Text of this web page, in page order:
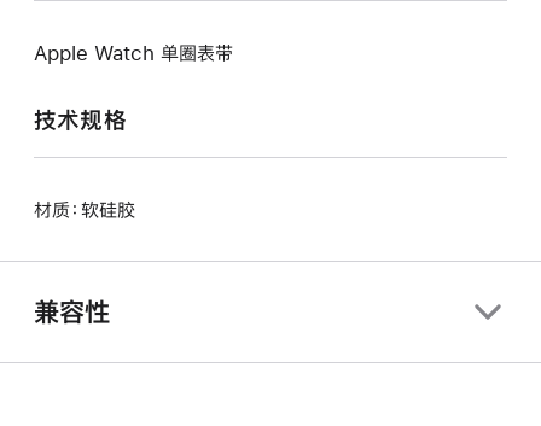
Apple Watch 单圈表带
技术规格
材质：软硅胶
兼容性